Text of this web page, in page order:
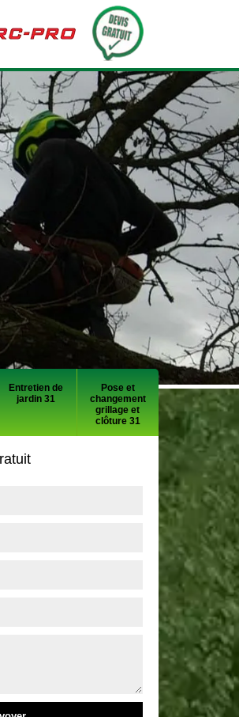
Entretien de
jardin 31
Pose et
changement
grillage et
clôture 31